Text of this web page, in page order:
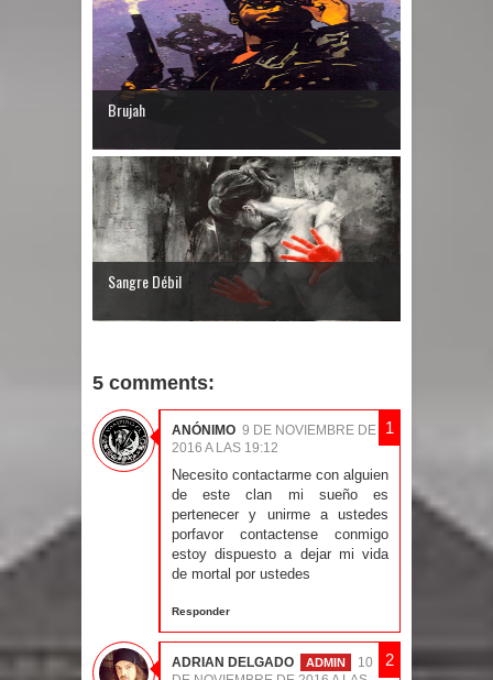
Brujah
Sangre Débil
5 comments:
ANÓNIMO 9 DE NOVIEMBRE DE
2016 A LAS 19:12
Necesito contactarme con alguien
de este clan mi sueño es
pertenecer y unirme a ustedes
porfavor contactense conmigo
estoy dispuesto a dejar mi vida
de mortal por ustedes
Responder
ADRIAN DELGADO
10